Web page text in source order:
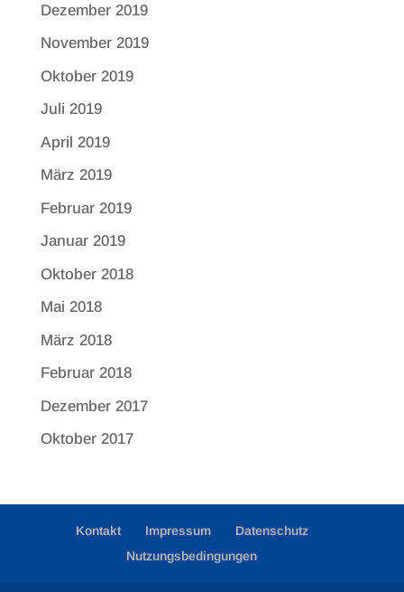
Dezember 2019
November 2019
Oktober 2019
Juli 2019
April 2019
März 2019
Februar 2019
Januar 2019
Oktober 2018
Mai 2018
März 2018
Februar 2018
Dezember 2017
Oktober 2017
Kontakt Impressum
Datenschutz
Nutzungsbedingungen